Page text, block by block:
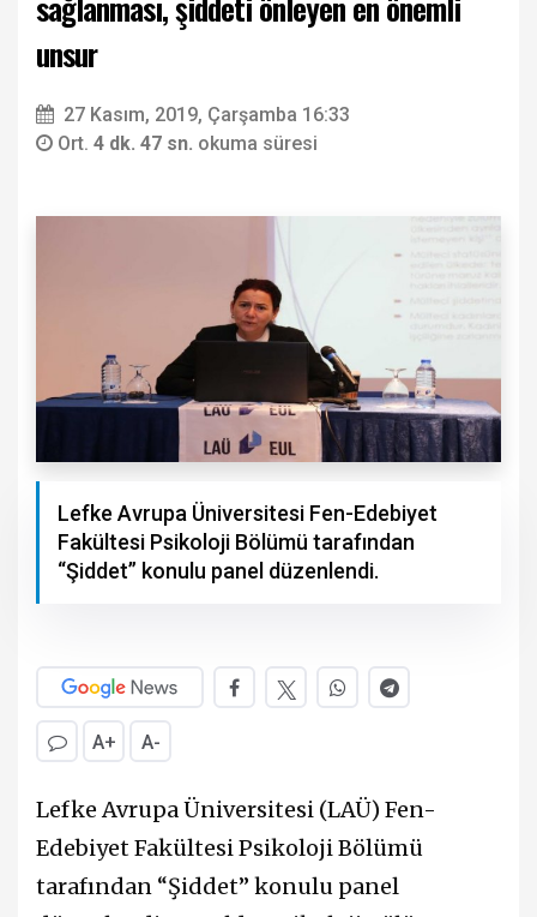
unsur
27 Kasım, 2019, Çarşamba 16:33
Ort. 4 dk. 47 sn. okuma süresi
Lefke Avrupa Üniversitesi Fen-Edebiyet
Fakültesi Psikoloji Bölümü tarafından
“Şiddet” konulu panel düzenlendi.
A+ A-
Lefke Avrupa Üniversitesi (LAÜ) Fen-
Edebiyet Fakültesi Psikoloji Bölümü
tarafından “Şiddet” konulu panel